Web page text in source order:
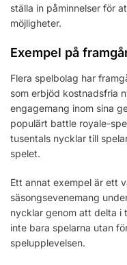
ställa in påminnelser för
möjligheter.
Exempel på
Flera spelbolag har
som erbjöd kostnadsfria
engagemang inom sina
populärt battle royale-
tusentals nycklar till
spelet.
Ett annat exempel är ett
säsongsevenemang
nycklar genom att delta i
inte bara spelarna utan
spelupplevelsen.